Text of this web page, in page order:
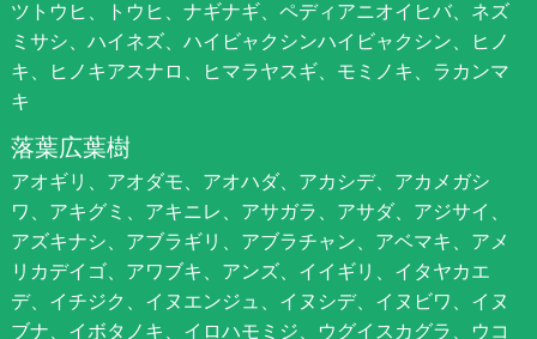
ツトウヒ、トウヒ、ナギナギ、ペディアニオイヒバ、ネズ
ミサシ、ハイネズ、ハイビャクシンハイビャクシン、ヒノ
キ、ヒノキアスナロ、ヒマラヤスギ、モミノキ、ラカンマ
キ
落葉広葉樹
アオギリ、アオダモ、アオハダ、アカシデ、アカメガシ
ワ、アキグミ、アキニレ、アサガラ、アサダ、アジサイ、
アズキナシ、アブラギリ、アブラチャン、アベマキ、アメ
リカデイゴ、アワブキ、アンズ、イイギリ、イタヤカエ
デ、イチジク、イヌエンジュ、イヌシデ、イヌビワ、イヌ
ブナ、イボタノキ、イロハモミジ、ウグイスカグラ、ウコ